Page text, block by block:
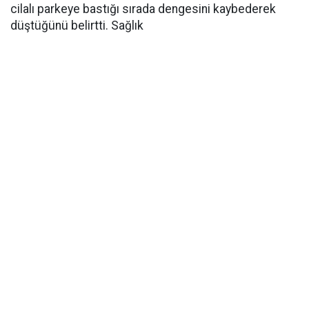
cilalı parkeye bastığı sırada dengesini kaybederek
düştüğünü belirtti. Sağlık